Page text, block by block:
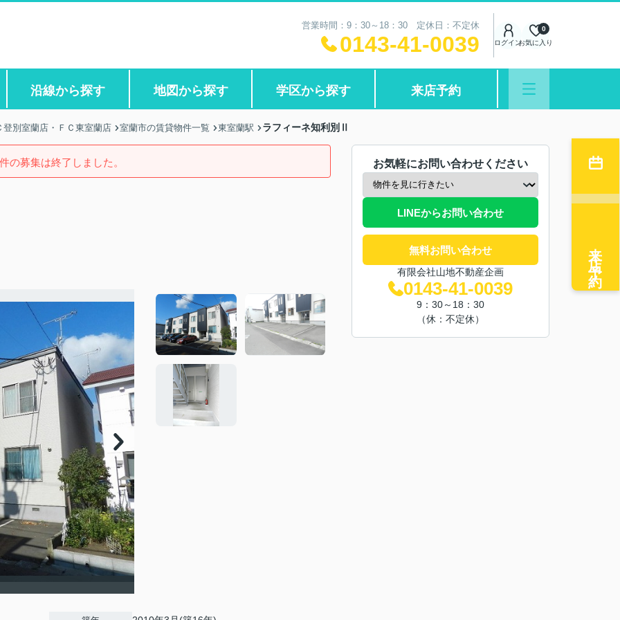
営業時間：9：30～18：30 定休日：不定休
0143-41-0039 ログインお気に入り
0
沿線から探す 地図から探す 学区から探す 来店予約
別室蘭店・ＦＣ東室蘭店 室蘭市の賃貸物件一覧 東室蘭駅 ラフィーネ知利別Ⅱ
の募集は終了しました。 お気軽にお問い合わせください
LINEからお問い合わせ
無料お問い合わせ
有限会社山地不動産企画
0143-41-0039
9：30～18：30
（休：不定休）
来店予約